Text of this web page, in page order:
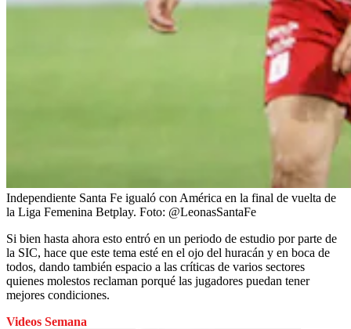
Independiente Santa Fe igualó con América en la final de vuelta de
la Liga Femenina Betplay. Foto: @LeonasSantaFe
Si bien hasta ahora esto entró en un periodo de estudio por parte de
la SIC, hace que este tema esté en el ojo del huracán y en boca de
todos, dando también espacio a las críticas de varios sectores
quienes molestos reclaman porqué las jugadores puedan tener
mejores condiciones.
Videos Semana